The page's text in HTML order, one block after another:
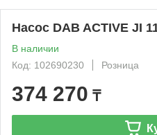
Насос DAB ACTIVE JI
В наличии
Код: 102690230
Розница
374 270 ₸